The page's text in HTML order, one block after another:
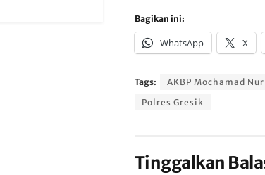
Bagikan ini:
WhatsApp X
Tags: AKBP Mochamad
Polres Gresik
Tinggalkan